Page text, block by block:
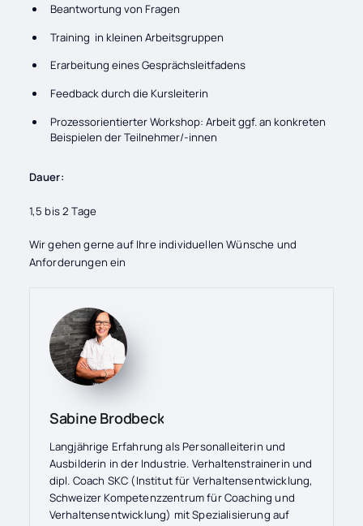
Beantwortung von Fragen
Training in kleinen Arbeitsgruppen
Erarbeitung eines Gesprächsleitfadens
Feedback durch die Kursleiterin
Prozessorientierter Workshop: Arbeit ggf. an konkreten
Beispielen der Teilnehmer/-innen
Dauer:
1,5 bis 2 Tage
Wir gehen gerne auf Ihre individuellen Wünsche und
Anforderungen ein
Sabine Brodbeck
Langjährige Erfahrung als Personalleiterin und
Ausbilderin in der Industrie. Verhaltenstrainerin und
dipl. Coach SKC (Institut für Verhaltensentwicklung,
Schweizer Kompetenzzentrum für Coaching und
Verhaltensentwicklung) mit Spezialisierung auf